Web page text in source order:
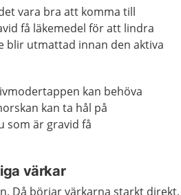
vara bra att komma till
få läkemedel för att lindra
blir utmattad innan den aktiva
kan behöva
kan ta hål på
som är gravid få
värkar
Då börjar värkarna starkt direkt.